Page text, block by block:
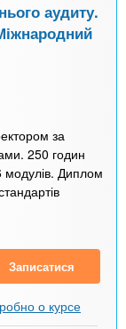
аудиту.
за
250 годин
модулів. Диплом
Записатися
о курсе